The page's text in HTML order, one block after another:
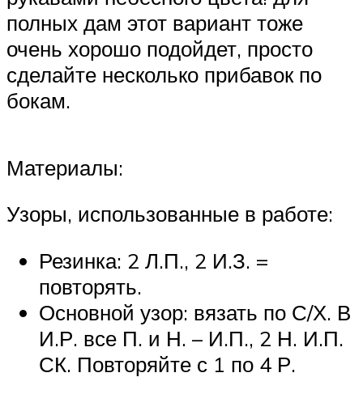
полных дам этот вариант тоже
очень хорошо подойдет, просто
сделайте несколько прибавок по
бокам.
Материалы:
Узоры, использованные в работе:
Резинка: 2 Л.П., 2 И.З. =
повторять.
Основной узор: вязать по С/Х. В
И.Р. все П. и Н. – И.П., 2 Н. И.П.
СК. Повторяйте с 1 по 4 Р.